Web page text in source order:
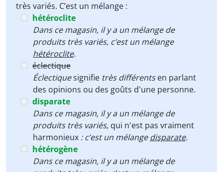
très variés. C’est un mélange :
hétéroclite
Dans ce magasin, il y a un mélange de
produits très variés, c’est un mélange
hétéroclite.
éclectique
Éclectiquesignifie très différentsen parlant
des opinions ou des goûts d'une personne.
disparate
Dans ce magasin, il y a un mélange de
produits très variés, qui n'est pas vraiment
harmonieux : c’est un mélangedisparate.
hétérogène
Dans ce magasin, il y a un mélange de